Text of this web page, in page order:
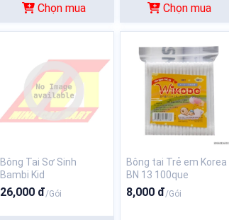
Chọn mua Chọn mua
Bông Tai Sơ Sinh
Bambi Kid
26,000 đ/Gói
Bông tai Trẻ em Korea
BN 13 100que
8,000 đ/Gói